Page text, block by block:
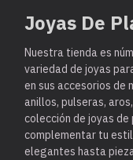
Joyas De
Nuestra tienda es
variedad de joyas
en sus accesorios de
anillos, pulseras,
colección de joyas
complementar tu
elegantes hasta